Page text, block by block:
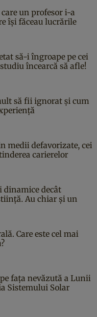
un profesor i-a
își făceau lucrările
să-i îngroape pe cei
încearcă să afle!
să fii ignorat și cum
medii defavorizate, cei
carierelor
dinamice decât
Au chiar și un
Care este cel mai
fața nevăzută a Lunii
Sistemului Solar